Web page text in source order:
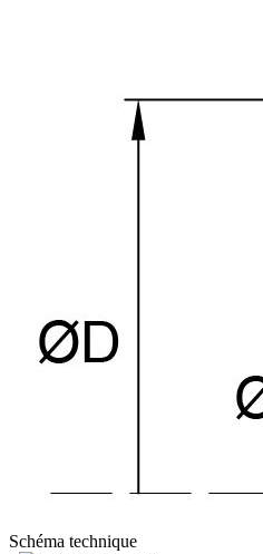
Schéma technique